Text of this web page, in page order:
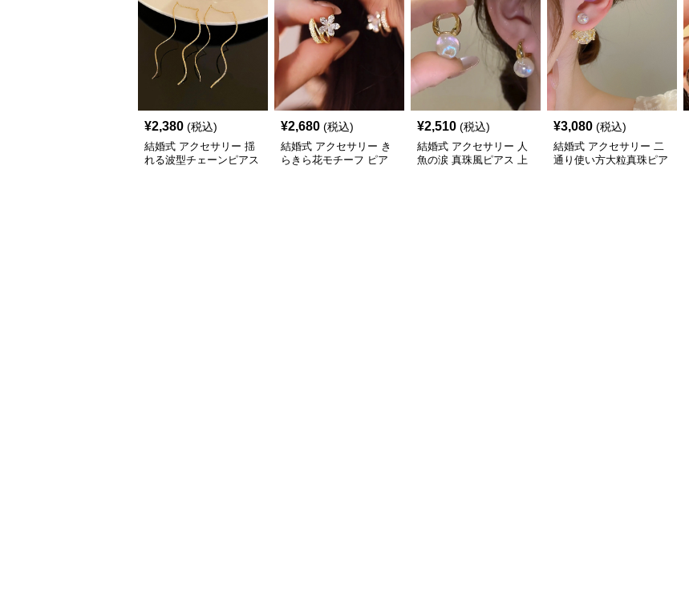
¥2,380 (税込)
結婚式 アクセサリー 揺
れる波型チェーンピアス
¥2,680 (税込)
結婚式 アクセサリー き
らきら花モチーフ ピア
¥2,510 (税込)
結婚式 アクセサリー 人
魚の涙 真珠風ピアス 上
¥3,080 (税込)
結婚式 アクセサリー 二
通り使い方大粒真珠ピア